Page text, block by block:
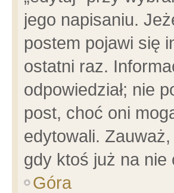
jego napisaniu.
postem pojawi się
ostatni raz.
odpowiedział; nie
post, choć oni
edytowali.
gdy ktoś już na nie
Góra